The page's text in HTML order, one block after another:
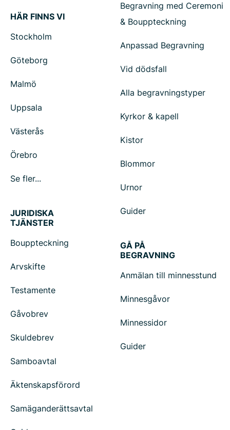
HÄR FINNS VI
Stockholm
Göteborg
Malmö
Uppsala
Västerås
Örebro
Se fler...
Begravning med Ceremoni
& Bouppteckning
Anpassad Begravning
Vid dödsfall
Alla begravningstyper
Kyrkor & kapell
Kistor
Blommor
Urnor
Guider
JURIDISKA
TJÄNSTER
Bouppteckning
Arvskifte
Testamente
Gåvobrev
Skuldebrev
Samboavtal
Äktenskapsförord
Samäganderättsavtal
GÅ PÅ
BEGRAVNING
Anmälan till minnesstund
Minnesgåvor
Minnessidor
Guider